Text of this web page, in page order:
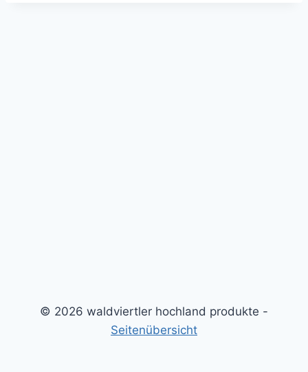
© 2026 waldviertler hochland produkte -
Seitenübersicht